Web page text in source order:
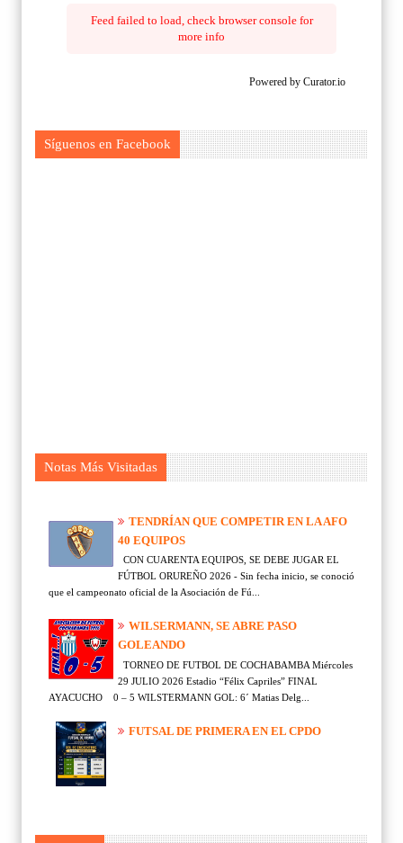
Feed failed to load, check browser console for
more info
Powered by Curator.io
Síguenos en Facebook
Notas Más Visitadas
TENDRÍAN QUE COMPETIR EN LA AFO
40 EQUIPOS
CON CUARENTA EQUIPOS, SE DEBE JUGAR EL
FÚTBOL ORUREÑO 2026 - Sin fecha inicio, se conoció
que el campeonato oficial de la Asociación de Fú...
WILSERMANN, SE ABRE PASO
GOLEANDO
TORNEO DE FUTBOL DE COCHABAMBA Miércoles
29 JULIO 2026 Estadio “Félix Capriles” FINAL
AYACUCHO 0 – 5 WILSTERMANN GOL: 6´ Matias Delg...
FUTSAL DE PRIMERA EN EL CPDO